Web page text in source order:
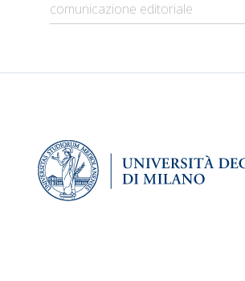
Anna Banti, Berto Barbarani, Giorgio
De Gaslini, Bianca De Maja, Libero De
Buono, Camilla Del Soldato, Dessì,
Fanciulli, Fiducia, Frateili, Folgore, Bianca
Kufferle, Nicola Lisi, Vittorio Locchi, Leo
comunicazione editoriale